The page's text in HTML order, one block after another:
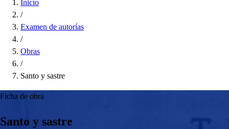
Inicio
/
Examen de autorías
/
Obras
/
Santo y sastre
Ficha de obra
Santo y sastre